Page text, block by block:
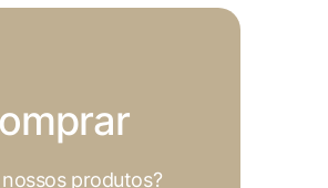
produtos?